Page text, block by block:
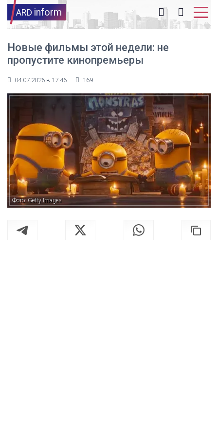
ARD inform
Новые фильмы этой недели: не
пропустите кинопремьеры
04.07.2026 в 17:46 169
Фото: Getty Images